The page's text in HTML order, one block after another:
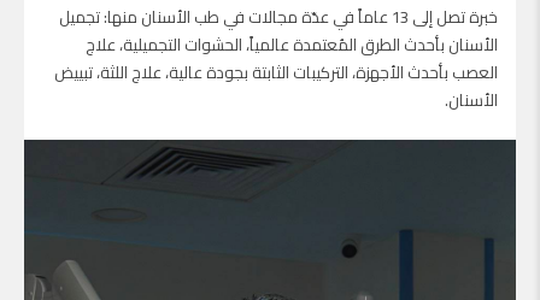
خبرة تصل إلى 13 عاماً في عدّة مجالات في طب الأسنان منها: تجميل
الأسنان بأحدث الطرق المُعتمدة عالمياً، الحشوات التجميلية، علاج
العصب بأحدث الأجهزة، التركيبات الثابتة بجودة عالية، علاج اللثة، تبييض
الأسنان.